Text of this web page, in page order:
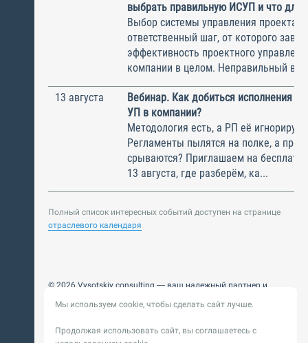
выбрать правильную ИСУП и что для
Выбор системы управления
ответственный шаг, от которого
эффективность проектного
компании в целом. Неправильный
13 августа
Вебинар. Как добиться исполнения
УП в компании?
Методология есть, а РП её
Регламенты пылятся на полке, а
срываются? Приглашаем на
13 августа, где разберём, ка...
Полный список интересных событий доступен на странице
отраслевого календаря
© 2026 Vysotskiy consulting — ваш надежный партнер и
Цифровизация, BIM, ИИ. Внедряем и оптимизируем
Пользовательское
Политика обработки персональных
Мы используем cookie, чтобы сделать сайт лучше.
Продолжая использовать сайт, вы соглашаетесь с